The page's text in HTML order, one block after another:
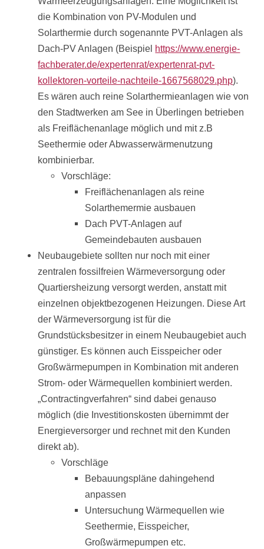
die Kombination von PV-Modulen und
Solarthermie durch sogenannte PVT-Anlagen als
Dach-PV Anlagen (Beispiel https://www.energie-
fachberater.de/expertenrat/expertenrat-pvt-
kollektoren-vorteile-nachteile-1667568029.php).
Es wären auch reine Solarthermieanlagen wie von
den Stadtwerken am See in Überlingen betrieben
als Freiflächenanlage möglich und mit z.B
Seethermie oder Abwasserwärmenutzung
kombinierbar.
Vorschläge:
Freiflächenanlagen als reine
Solarthemermie ausbauen
Dach PVT-Anlagen auf
Gemeindebauten ausbauen
Neubaugebiete sollten nur noch mit einer
zentralen fossilfreien Wärmeversorgung oder
Quartiersheizung versorgt werden, anstatt mit
einzelnen objektbezogenen Heizungen. Diese Art
der Wärmeversorgung ist für die
Grundstücksbesitzer in einem Neubaugebiet auch
günstiger. Es können auch Eisspeicher oder
Großwärmepumpen in Kombination mit anderen
Strom- oder Wärmequellen kombiniert werden.
„Contractingverfahren“ sind dabei genauso
möglich (die Investitionskosten übernimmt der
Energieversorger und rechnet mit den Kunden
direkt ab).
Vorschläge
Bebauungspläne dahingehend
anpassen
Untersuchung Wärmequellen wie
Seethermie, Eisspeicher,
Großwärmepumpen etc.